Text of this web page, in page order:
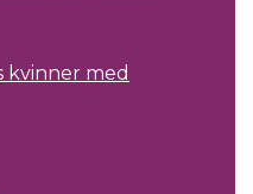
kvinner med